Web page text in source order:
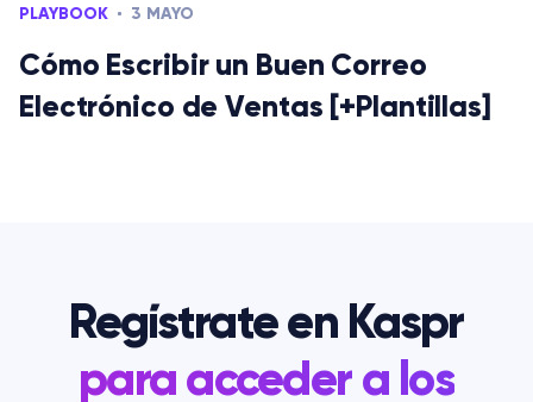
PLAYBOOK 3 MAYO
Cómo Escribir un Buen Correo
Electrónico de Ventas [+Plantillas]
Regístrate en Kaspr
para acceder a los